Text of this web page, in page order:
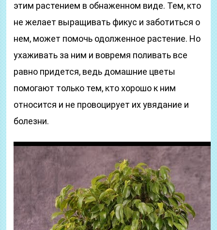
этим растением в обнаженном виде. Тем, кто
не желает выращивать фикус и заботиться о
нем, может помочь одолженное растение. Но
ухаживать за ним и вовремя поливать все
равно придется, ведь домашние цветы
помогают только тем, кто хорошо к ним
относится и не провоцирует их увядание и
болезни.